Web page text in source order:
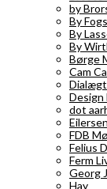
by
By
By
By
Børge
Cam
Dialægt
dot
Eilersen
FDB
Felius
Ferm
Georg
Hay